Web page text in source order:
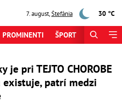
7. august,Štefánia 30 °C
PROMINENTI ŠPORT
je pri TEJTO CHOROBE
existuje, patrí medzi